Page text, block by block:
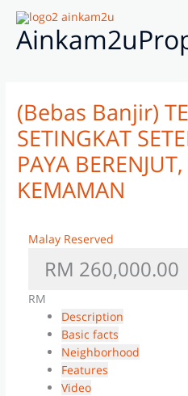
Skip
content
(Bebas Banjir)
SETINGKAT
PAYA
KEMAMAN
Malay Reserved
RM 260,000.00
RM
Description
Basic facts
Neighborhood
Features
Video